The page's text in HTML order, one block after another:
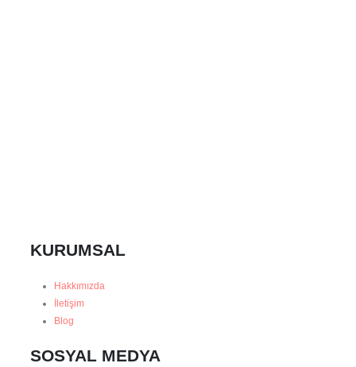
KURUMSAL
Hakkımızda
İletişim
Blog
SOSYAL MEDYA